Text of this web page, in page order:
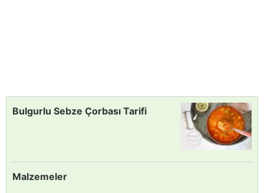
Bulgurlu Sebze Çorbası Tarifi
Malzemeler